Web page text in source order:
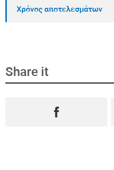
Χρόνος αποτελεσμάτων
Share it